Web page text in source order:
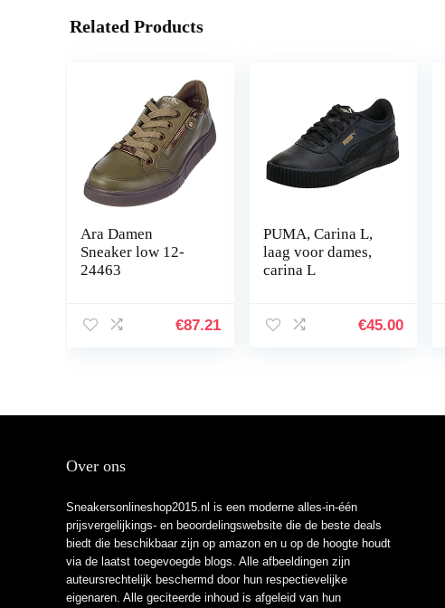
Related Products
Ara Damen
Sneaker low 12-
24463
€87.21
PUMA, Carina L,
laag voor dames,
carina L
€45.00
Over ons
Sneakersonlineshop2015.nl is een moderne alles-in-één
prijsvergelijkings- en beoordelingswebsite die de beste deals
biedt die beschikbaar zijn op amazon en u op de hoogte houdt
via de laatst toegevoegde blogs. Alle afbeeldingen zijn
auteursrechtelijk beschermd door hun respectievelijke
eigenaren. Alle geciteerde inhoud is afgeleid van hun